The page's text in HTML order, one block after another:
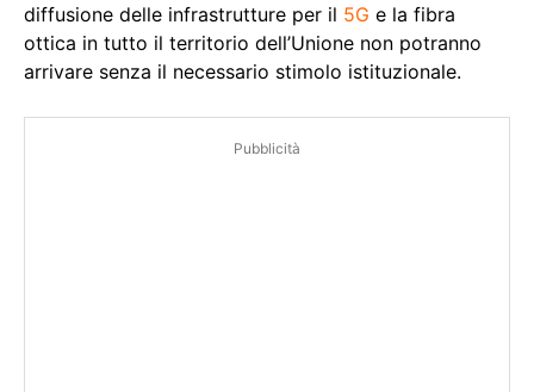
diffusione delle infrastrutture per il 5G e la fibra
ottica in tutto il territorio dell’Unione non potranno
arrivare senza il necessario stimolo istituzionale.
Pubblicità